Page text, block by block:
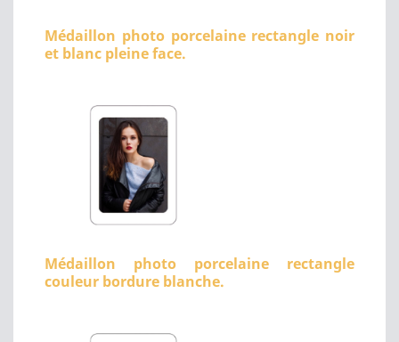
Médaillon photo porcelaine rectangle noir
et blanc pleine face.
Médaillon photo porcelaine rectangle
couleur bordure blanche.